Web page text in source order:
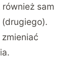
sam